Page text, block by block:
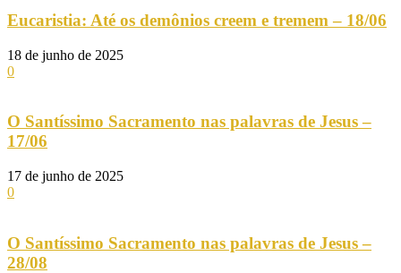
Eucaristia: Até os demônios creem e tremem – 18/06
18 de junho de 2025
0
O Santíssimo Sacramento nas palavras de Jesus –
17/06
17 de junho de 2025
0
O Santíssimo Sacramento nas palavras de Jesus –
28/08